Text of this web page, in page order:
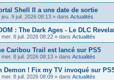
Shell II a une date de sortie
jeu. 9 juil. 2026 08:13 » dans Actualités
: The Dark Ages - Le DLC
mer. 8 juil. 2026 08:22 » dans Actualités
Caribou Trail est lancé sur PS5
mer. 8 juil. 2026 08:13 » dans Actualités
Demon ! Fix my TV invoqué sur
mer. 8 juil. 2026 08:09 » dans Actualités